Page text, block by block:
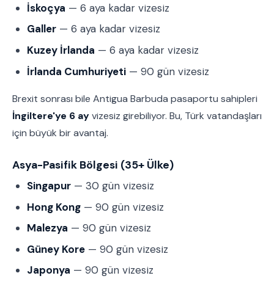
İskoçya — 6 aya kadar vizesiz
Galler — 6 aya kadar vizesiz
Kuzey İrlanda — 6 aya kadar vizesiz
İrlanda Cumhuriyeti — 90 gün vizesiz
Brexit sonrası bile Antigua Barbuda pasaportu sahipleri
İngiltere'ye 6 ayvizesiz girebiliyor. Bu, Türk vatandaşları
için büyük bir avantaj.
Asya-Pasifik Bölgesi (35+ Ülke)
Singapur — 30 gün vizesiz
Hong Kong — 90 gün vizesiz
Malezya — 90 gün vizesiz
Güney Kore — 90 gün vizesiz
Japonya — 90 gün vizesiz